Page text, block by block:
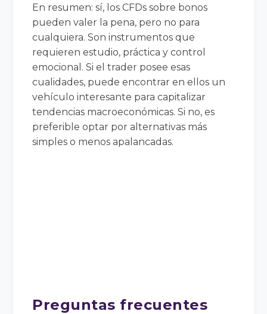
En resumen: sí, los CFDs sobre bonos
pueden valer la pena, pero no para
cualquiera. Son instrumentos que
requieren estudio, práctica y control
emocional. Si el trader posee esas
cualidades, puede encontrar en ellos un
vehículo interesante para capitalizar
tendencias macroeconómicas. Si no, es
preferible optar por alternativas más
simples o menos apalancadas.
Preguntas frecuentes